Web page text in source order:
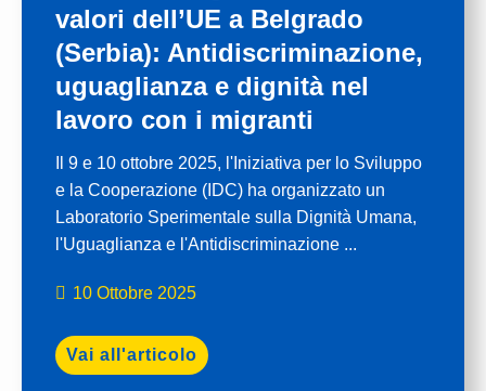
valori dell’UE a Belgrado
(Serbia): Antidiscriminazione,
uguaglianza e dignità nel
lavoro con i migranti
Il 9 e 10 ottobre 2025, l'Iniziativa per lo Sviluppo
e la Cooperazione (IDC) ha organizzato un
Laboratorio Sperimentale sulla Dignità Umana,
l'Uguaglianza e l'Antidiscriminazione ...
10 Ottobre 2025
Vai all'articolo